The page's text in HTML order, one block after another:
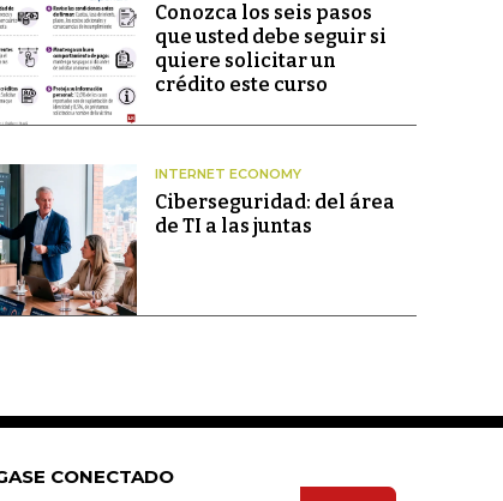
Conozca los seis pasos
que usted debe seguir si
quiere solicitar un
crédito este curso
INTERNET ECONOMY
Ciberseguridad: del área
de TI a las juntas
CONECTADO